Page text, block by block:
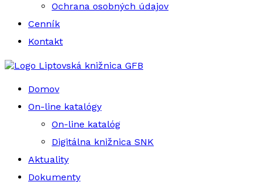
Ochrana osobných údajov
Cenník
Kontakt
Liptovská knižnica GFB
Domov
On-line katalógy
On-line katalóg
Digitálna knižnica SNK
Aktuality
Dokumenty